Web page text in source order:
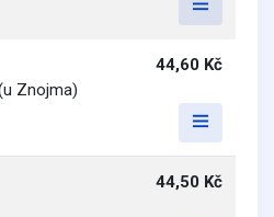
Znojma)
44,60 Kč
44,50 Kč